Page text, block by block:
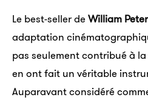
Le best-seller de William
adaptation
pas seulement contribué à
en ont fait un véritable
Auparavant considéré